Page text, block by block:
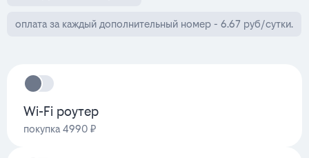
оплата за каждый дополнительный номер - 6.67 руб/сутки.
Wi-Fi роутер
покупка 4990 ₽